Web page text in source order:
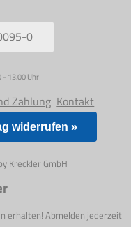
0
- 13.00 Uhr
Zahlung Kontakt
widerrufen »
Kreckler GmbH
erhalten! Abmelden jederzeit